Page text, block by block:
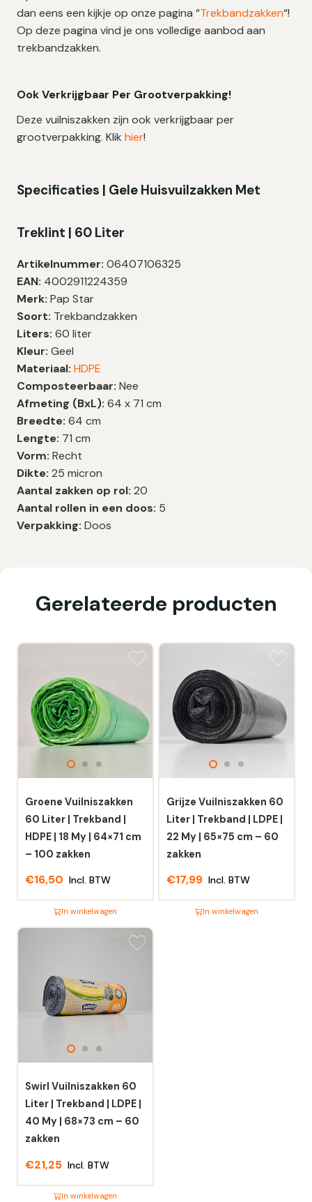
dan eens een kijkje op onze pagina “Trekbandzakken“!
Op deze pagina vind je ons volledige aanbod aan
trekbandzakken.
Ook Verkrijgbaar Per Grootverpakking!
Deze vuilniszakken zijn ook verkrijgbaar per
grootverpakking. Klik hier!
Specificaties | Gele Huisvuilzakken Met
Treklint | 60 Liter
Artikelnummer: 06407106325
EAN: 4002911224359
Merk: Pap Star
Soort: Trekbandzakken
Liters: 60 liter
Kleur: Geel
Materiaal: HDPE
Composteerbaar: Nee
Afmeting (BxL): 64 x 71 cm
Breedte: 64 cm
Lengte: 71 cm
Vorm: Recht
Dikte: 25 micron
Aantal zakken op rol: 20
Aantal rollen in een doos: 5
Verpakking: Doos
Gerelateerde producten
Groene Vuilniszakken
60 Liter | Trekband |
HDPE | 18 My | 64×71 cm
– 100 zakken
€16,50 Incl. BTW
In winkelwagen
Dit
meerdere
variaties.
worden
op
de
productpagina
Grijze Vuilniszakken 60
Liter | Trekband | LDPE |
22 My | 65×75 cm – 60
zakken
€17,99 Incl. BTW
In winkelwagen
Swirl Vuilniszakken 60
Liter | Trekband | LDPE |
40 My | 68×73 cm – 60
zakken
€21,25 Incl. BTW
In winkelwagen